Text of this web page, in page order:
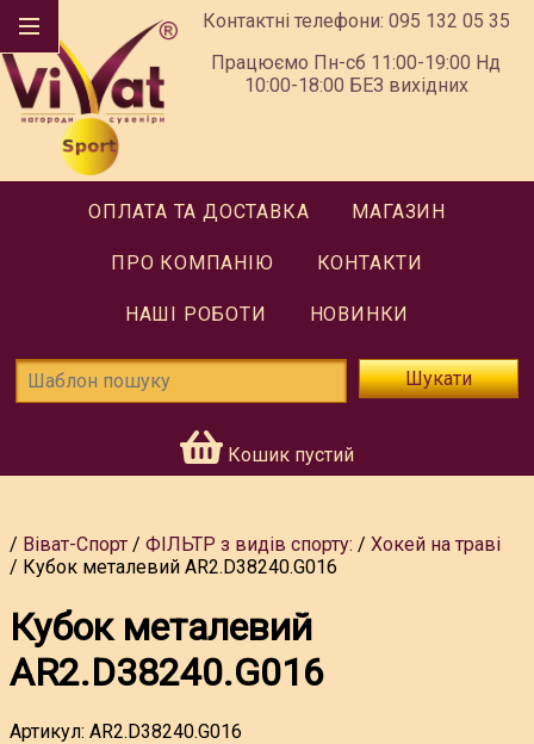
Контактні телефони: 095 132 05 35
Працюємо Пн-сб 11:00-19:00 Нд
10:00-18:00 БЕЗ вихідних
ОПЛАТА ТА ДОСТАВКА МАГАЗИН
ПРО КОМПАНІЮ КОНТАКТИ
НАШІ РОБОТИ НОВИНКИ
Шукати
Кошик пустий
Віват-Спорт ФІЛЬТР з видів спорту:
Хокей на траві
Кубок металевий AR2.D38240.G016
Кубок металевий
AR2.D38240.G016
Артикул: AR2.D38240.G016